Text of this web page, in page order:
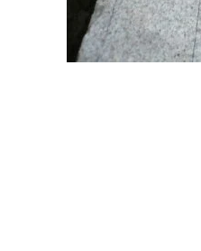
近代ホーム公式LINE